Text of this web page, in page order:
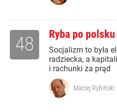
Ryba po
Socjalizm to była
radziecka, a
i rachunki za prąd
48
Maciej Rybiński